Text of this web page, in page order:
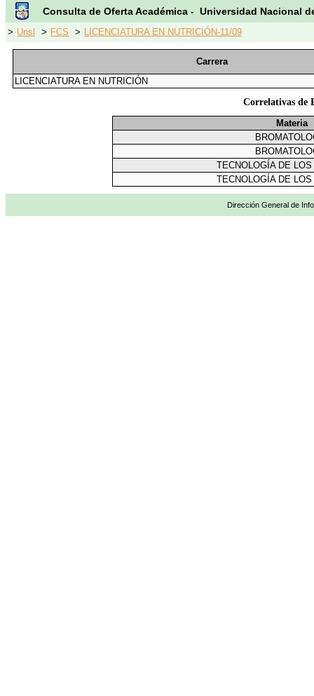
Consulta de Oferta Académica - Universidad Nacional
> Unsl > FCS > LICENCIATURA EN NUTRICIÓN-11/09
Carrera
LICENCIATURA EN NUTRICIÓN
Correlativas de
Materia
TECNOLOGÍA DE
TECNOLOGÍA DE
Dirección General de